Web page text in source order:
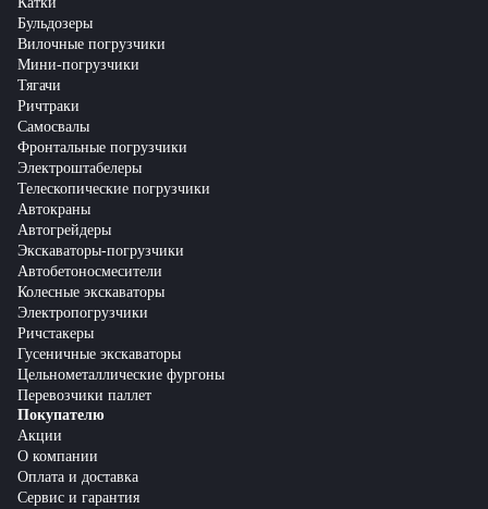
Бульдозеры
Вилочные погрузчики
Мини-погрузчики
Тягачи
Ричтраки
Самосвалы
Фронтальные погрузчики
Электроштабелеры
Телескопические погрузчики
Автокраны
Автогрейдеры
Экскаваторы-погрузчики
Автобетоносмесители
Колесные экскаваторы
Электропогрузчики
Ричстакеры
Гусеничные экскаваторы
Цельнометаллические фургоны
Перевозчики паллет
Покупателю
Акции
О компании
Оплата и доставка
Сервис и гарантия